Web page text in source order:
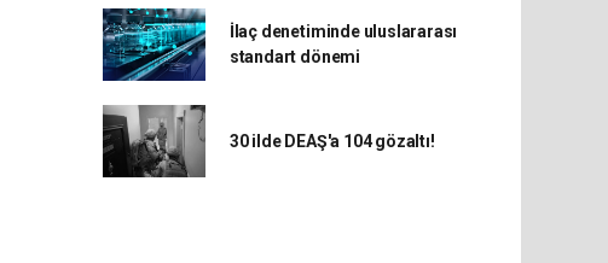
İlaç denetiminde uluslararası
standart dönemi
30 ilde DEAŞ'a 104 gözaltı!